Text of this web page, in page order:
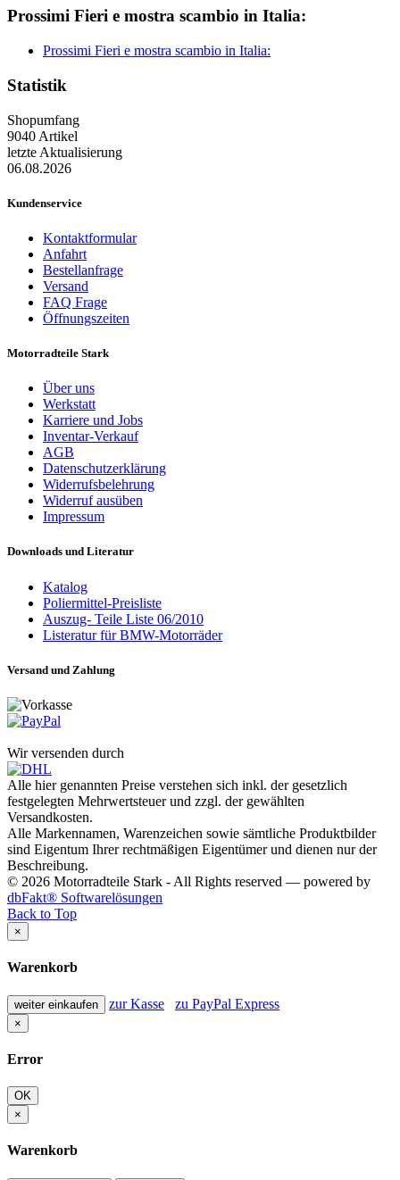
Prossimi Fieri e mostra scambio in Italia:
Prossimi Fieri e mostra scambio in Italia:
Statistik
Shopumfang
9040 Artikel
letzte Aktualisierung
06.08.2026
Kundenservice
Kontaktformular
Anfahrt
Bestellanfrage
Versand
FAQ Frage
Öffnungszeiten
Motorradteile Stark
Über uns
Werkstatt
Karriere und Jobs
Inventar-Verkauf
AGB
Datenschutzerklärung
Widerrufsbelehrung
Widerruf ausüben
Impressum
Downloads und Literatur
Katalog
Poliermittel-Preisliste
Auszug- Teile Liste 06/2010
Listeratur für BMW-Motorräder
Versand und Zahlung
Wir versenden durch
Alle hier genannten Preise verstehen sich inkl. der gesetzlich
festgelegten Mehrwertsteuer und zzgl. der gewählten
Versandkosten.
Alle Markennamen, Warenzeichen sowie sämtliche Produktbilder
sind Eigentum Ihrer rechtmäßigen Eigentümer und dienen nur der
Beschreibung.
© 2026 Motorradteile Stark - All Rights reserved — powered by
dbFakt® Softwarelösungen
Back to Top
×
Warenkorb
weiter einkaufen zur Kasse zu PayPal Express
×
Error
OK
×
Warenkorb